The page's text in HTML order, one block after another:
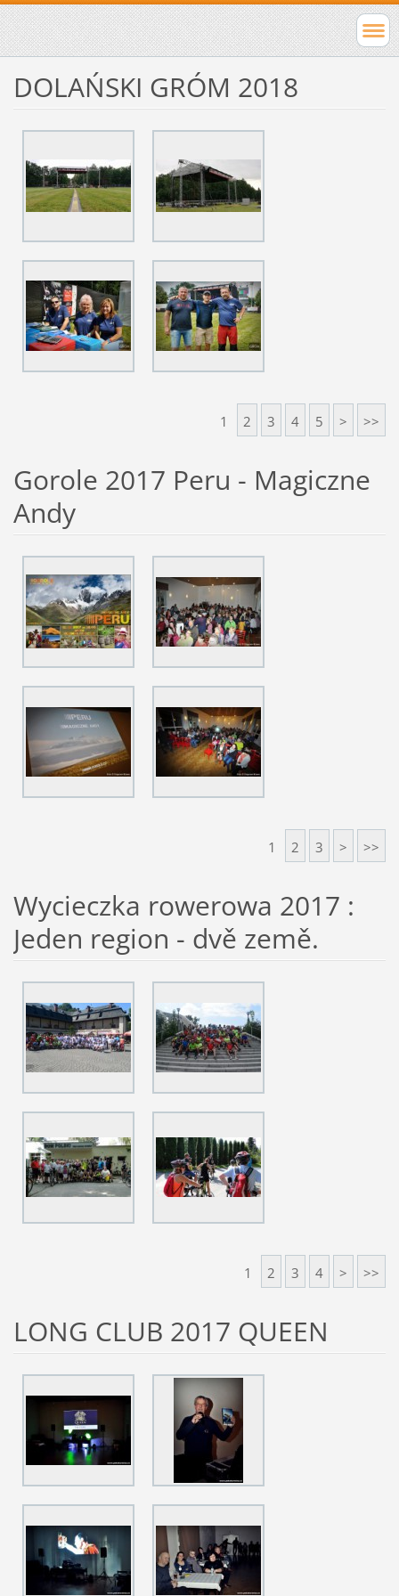
DOLAŃSKI GRÓM 2018
1 2 3 4 5 > >>
Gorole 2017 Peru - Magiczne
Andy
1 2 3 > >>
Wycieczka rowerowa 2017 :
Jeden region - dvě země.
1 2 3 4 > >>
LONG CLUB 2017 QUEEN